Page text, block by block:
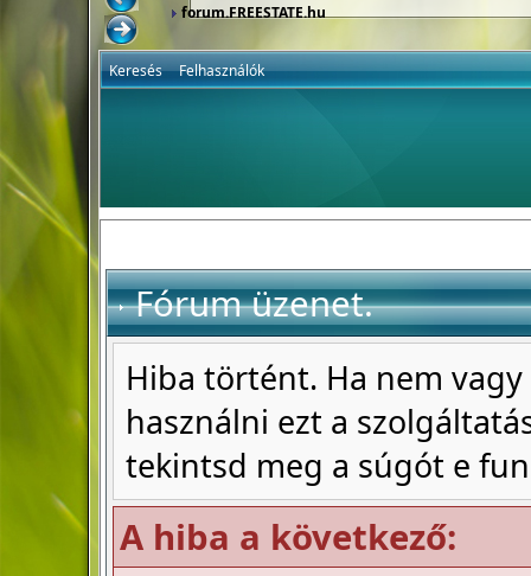
forum.FREESTATE.hu
Keresés Felhasználók
Fórum üzenet.
Hiba történt. Ha nem
használni ezt a
tekintsd meg a súgót e
A hiba a következő: